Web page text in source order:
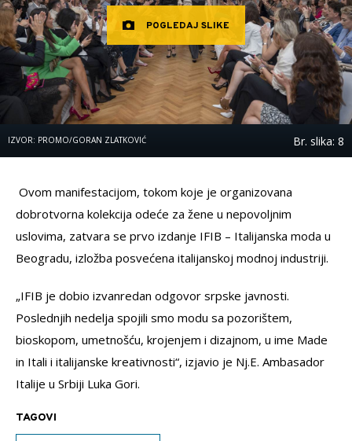
POGLEDAJ SLIKE
IZVOR: PROMO/GORAN ZLATKOVIĆ Br. slika: 8
Ovom manifestacijom, tokom koje je organizovana
dobrotvorna kolekcija odeće za žene u nepovoljnim
uslovima, zatvara se prvo izdanje IFIB – Italijanska moda u
Beogradu, izložba posvećena italijanskoj modnoj industriji.
„IFIB je dobio izvanredan odgovor srpske javnosti.
Poslednjih nedelja spojili smo modu sa pozorištem,
bioskopom, umetnošću, krojenjem i dizajnom, u ime Made
in Itali i italijanske kreativnosti“, izjavio je Nj.E. Ambasador
Italije u Srbiji Luka Gori.
TAGOVI